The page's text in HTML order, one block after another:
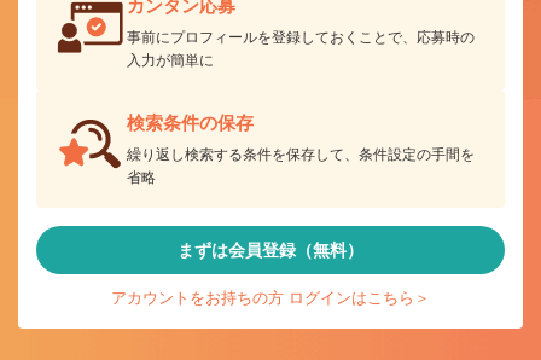
カンタン応募
事前にプロフィールを登録しておくことで、応募時の
入力が簡単に
検索条件の保存
繰り返し検索する条件を保存して、条件設定の手間を
省略
まずは会員登録（無料）
アカウントをお持ちの方 ログインはこちら＞